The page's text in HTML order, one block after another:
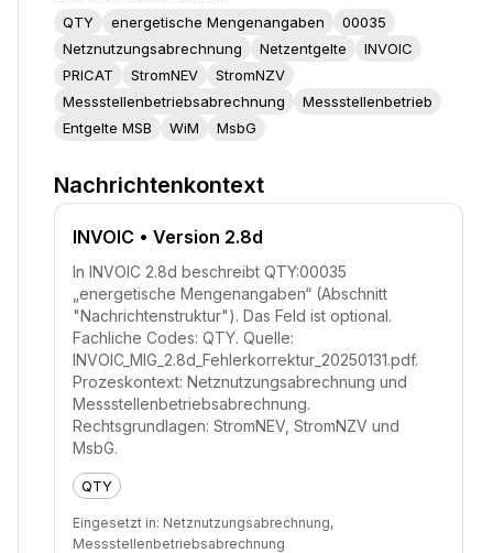
QTY energetische Mengenangaben
00035
Netznutzungsabrechnung
Netzentgelte
INVOIC
PRICAT
StromNEV
StromNZV
Messstellenbetriebsabrechnung
Messstellenbetrieb
Entgelte MSB
WiM MsbG
Nachrichtenkontext
INVOIC • Version 2.8d
In INVOIC 2.8d beschreibt QTY:00035
„energetische Mengenangaben“ (Abschnitt
"Nachrichtenstruktur"). Das Feld ist optional.
Fachliche Codes: QTY. Quelle:
INVOIC_MIG_2.8d_Fehlerkorrektur_20250131.pdf.
Prozeskontext: Netznutzungsabrechnung und
Messstellenbetriebsabrechnung.
Rechtsgrundlagen: StromNEV, StromNZV und
MsbG.
QTY
Eingesetzt in: Netznutzungsabrechnung,
Messstellenbetriebsabrechnung